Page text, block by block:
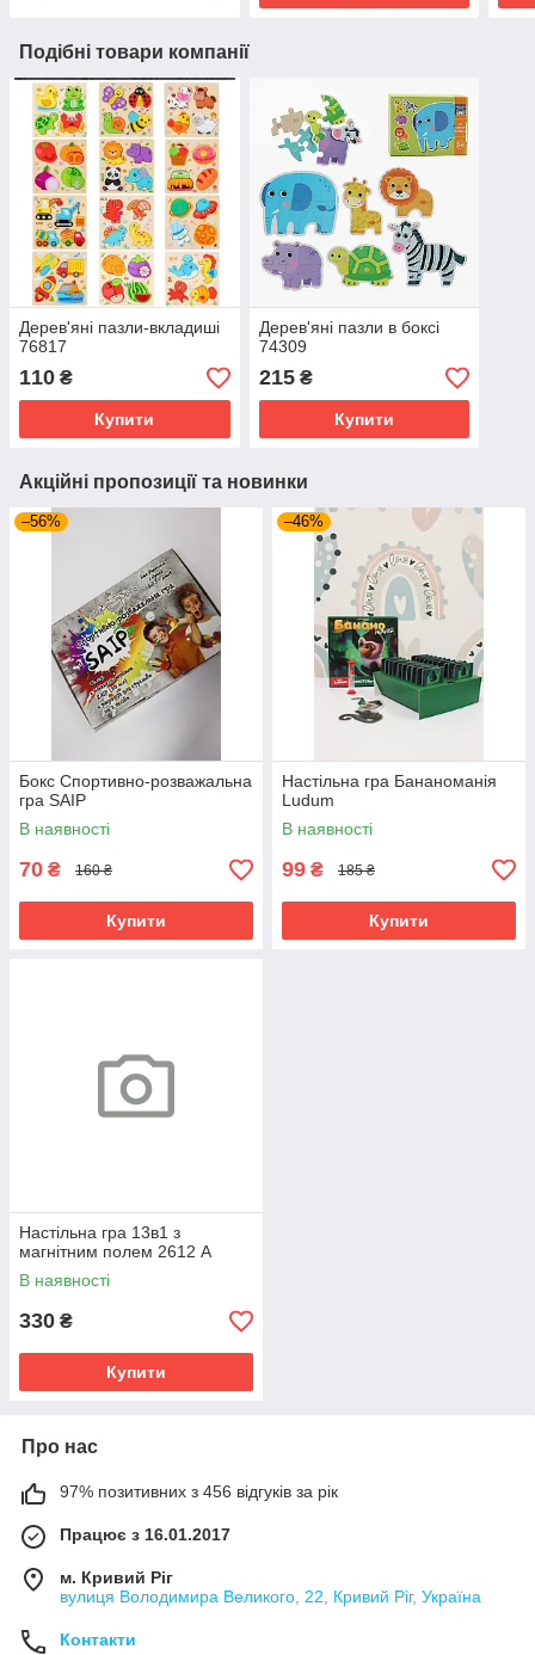
Подібні товари компанії
Дерев'яні пазли-вкладиші
76817
110 ₴
Купити
Дерев'яні пазли в боксі
74309
215₴
Купити
Акційні пропозиції та новинки
–56%
Бокс Спортивно-розважальна
гра SAIP
В наявності
70 ₴ 160 ₴
Купити
–46%
Настільна гра Бананоманія
Ludum
В наявності
99 ₴ 185 ₴
Купити
Настільна гра 13в1 з
магнітним полем 2612 A
В наявності
330 ₴
Купити
Про нас
97% позитивних з 456 відгуків за рік
Працює з 16.01.2017
м. Кривий Ріг
вулиця Володимира Великого, 22, Кривий Ріг, Україна
Контакти